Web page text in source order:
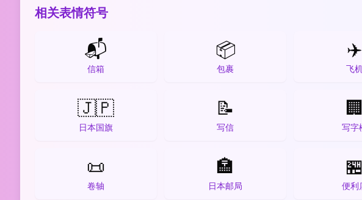
相关表情符号
📬
信箱
📦
包裹
✈️
飞
🇯🇵
日本国旗
📝
写信 写字
📜
卷轴
🏣
日本邮局 便利